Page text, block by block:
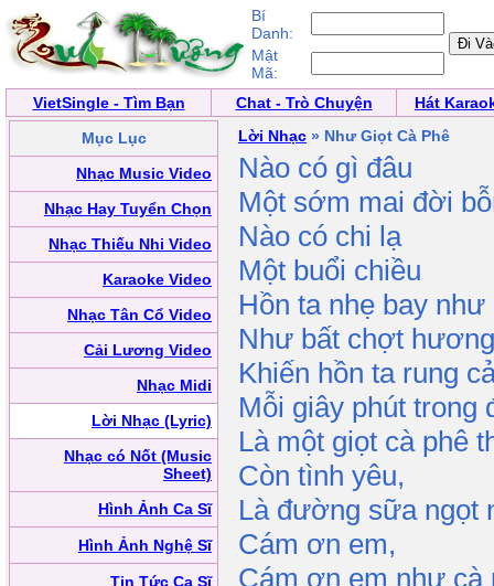
Bí
Danh:
Mật
Mã:
VietSingle - Tìm Bạn
Chat - Trò Chuyện
Hát
Mục Lục
Nhạc Music Video
Nhạc Hay Tuyển Chọn
Nhạc Thiếu Nhi Video
Karaoke Video
Nhạc Tân Cổ Video
Cải Lương Video
Nhạc Midi
Lời Nhạc (Lyric)
Nhạc có Nốt (Music
Sheet)
Hình Ảnh Ca Sĩ
Hình Ảnh Nghệ Sĩ
Tin Tức Ca Sĩ
Lời Nhạc » Như Giọt Cà Phê
Nào có gì đâu
Một sớm mai đời
Nào có chi lạ
Một buổi chiều
Hồn ta nhẹ bay như
Như bất chợt
Khiến hồn ta rung
Mỗi giây phút trong
Là một giọt cà phê
Còn tình yêu,
Là đường sữa ngọt
Cám ơn em,
Cám ơn em như cà